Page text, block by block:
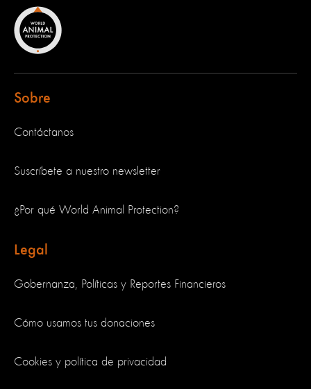
Sobre
Contáctanos
Suscríbete a nuestro newsletter
¿Por qué World Animal Protection?
Legal
Gobernanza, Políticas y Reportes Financieros
Cómo usamos tus donaciones
Cookies y política de privacidad